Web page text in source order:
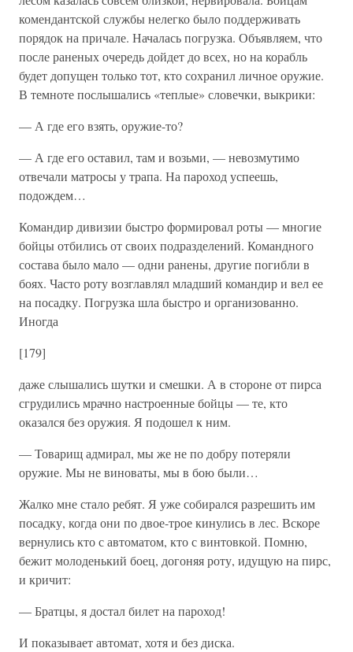
комендантской службы нелегко было поддерживать
порядок на причале. Началась погрузка. Объявляем, что
после раненых очередь дойдет до всех, но на корабль
будет допущен только тот, кто сохранил личное оружие.
В темноте послышались «теплые» словечки, выкрики:
— А где его взять, оружие-то?
— А где его оставил, там и возьми, — невозмутимо
отвечали матросы у трапа. На пароход успеешь,
подождем…
Командир дивизии быстро формировал роты — многие
бойцы отбились от своих подразделений. Командного
состава было мало — одни ранены, другие погибли в
боях. Часто роту возглавлял младший командир и вел ее
на посадку. Погрузка шла быстро и организованно.
Иногда
[179]
даже слышались шутки и смешки. А в стороне от пирса
сгрудились мрачно настроенные бойцы — те, кто
оказался без оружия. Я подошел к ним.
— Товарищ адмирал, мы же не по добру потеряли
оружие. Мы не виноваты, мы в бою были…
Жалко мне стало ребят. Я уже собирался разрешить им
посадку, когда они по двое-трое кинулись в лес. Вскоре
вернулись кто с автоматом, кто с винтовкой. Помню,
бежит молоденький боец, догоняя роту, идущую на пирс,
и кричит:
— Братцы, я достал билет на пароход!
И показывает автомат, хотя и без диска.